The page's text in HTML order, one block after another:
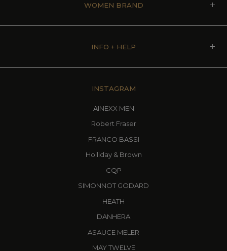
WOMEN BRAND
INFO + HELP
INSTAGRAM
AINEXX MEN
Robert Fraser
FRANCO BASSI
Holliday & Brown
CQP
SIMONNOT GODARD
HEATH
DANHERA
ASAUCE MELER
MAY TWELVE